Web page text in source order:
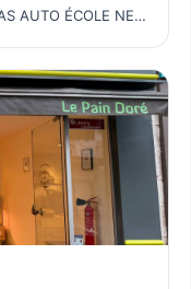
AUTO ÉCOLE NEW